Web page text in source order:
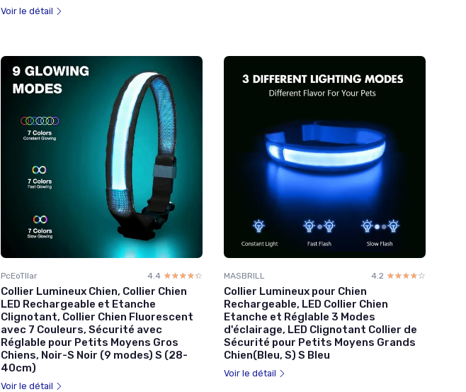
Voir le détail
PcEoTllar 4.4 ☆☆☆☆☆
★★★★★
Collier Lumineux Chien, Collier Chien
LED Rechargeable et Etanche
Clignotant, Collier Chien Fluorescent
avec 7 Couleurs, Sécurité avec
Réglable pour Petits Moyens Gros
Chiens, Noir-S Noir (9 modes) S (28-
40cm)
Voir le détail
MASBRILL 4.2 ☆☆☆☆☆
★★★★★
Collier Lumineux pour Chien
Rechargeable, LED Collier Chien
Etanche et Réglable 3 Modes
d'éclairage, LED Clignotant Collier de
Sécurité pour Petits Moyens Grands
Chien(Bleu, S) S Bleu
Voir le détail